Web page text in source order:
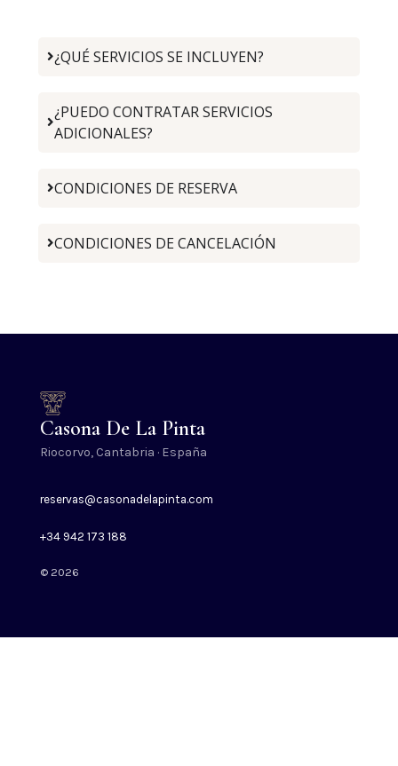
¿QUÉ SERVICIOS SE INCLUYEN?
¿PUEDO CONTRATAR SERVICIOS
ADICIONALES?
CONDICIONES DE RESERVA
CONDICIONES DE CANCELACIÓN
Casona De La Pinta
Riocorvo, Cantabria · España
reservas@casonadelapinta.com
+34 942 173 188
© 2026